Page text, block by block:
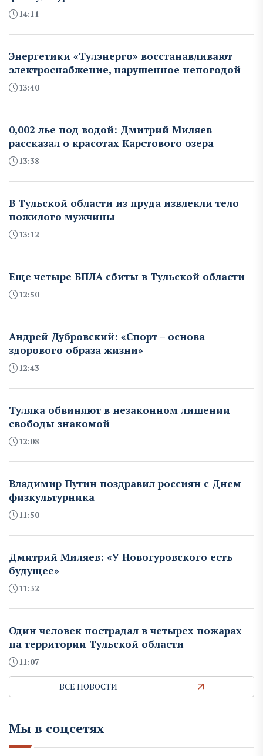
14:11
Энергетики «Тулэнерго» восстанавливают
электроснабжение, нарушенное непогодой
13:40
0,002 лье под водой: Дмитрий Миляев
рассказал о красотах Карстового озера
13:38
В Тульской области из пруда извлекли тело
пожилого мужчины
13:12
Еще четыре БПЛА сбиты в Тульской области
12:50
Андрей Дубровский: «Спорт – основа
здорового образа жизни»
12:43
Туляка обвиняют в незаконном лишении
свободы знакомой
12:08
Владимир Путин поздравил россиян с Днем
физкультурника
11:50
Дмитрий Миляев: «У Новогуровского есть
будущее»
11:32
Один человек пострадал в четырех пожарах
на территории Тульской области
11:07
ВСЕ НОВОСТИ
Мы в соцсетях